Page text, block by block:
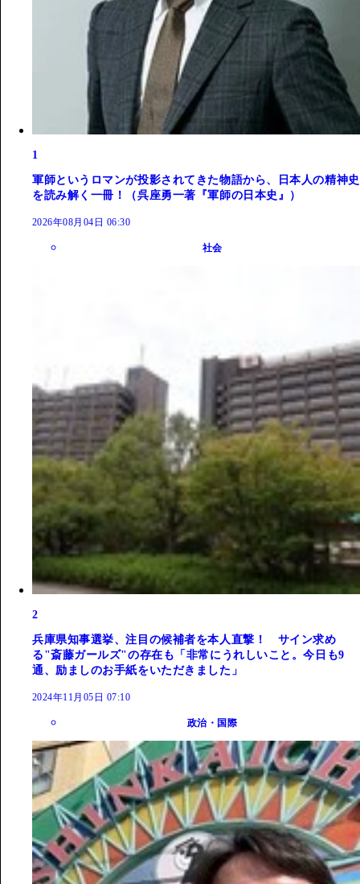
1
軍師というロマンが投影されてきた物語から、日本人の精神史
を読み解く一冊！（呉座勇一著『軍師の日本史』）
2026年08月04日 06:30
社会
2
兵庫県知事選挙、注目の候補者を本人直撃！ サイン求め
る"斎藤ガールズ"の存在も「非常にうれしいこと。今日も9
通、励ましのお手紙をいただきました」
2024年11月05日 07:10
政治・国際